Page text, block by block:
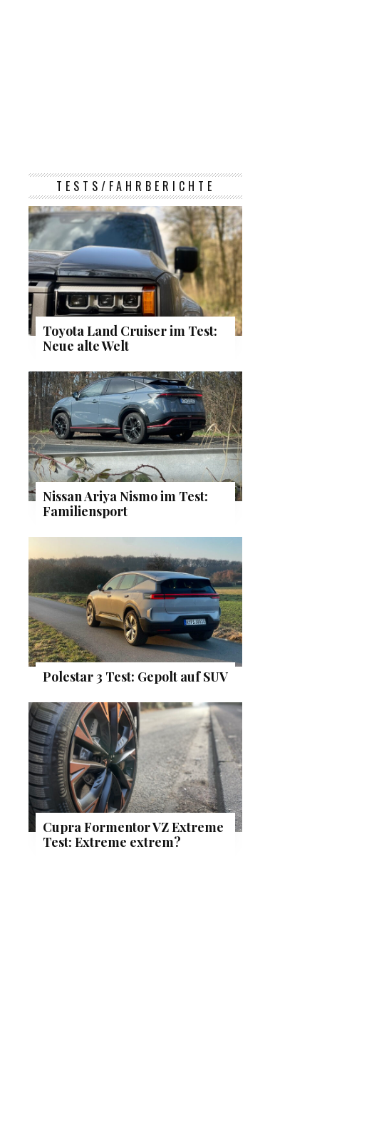
TESTS/FAHRBERICHTE
Toyota Land Cruiser im Test:
Neue alte Welt
Nissan Ariya Nismo im Test:
Familiensport
Polestar 3 Test: Gepolt auf SUV
Cupra Formentor VZ Extreme
Test: Extreme extrem?